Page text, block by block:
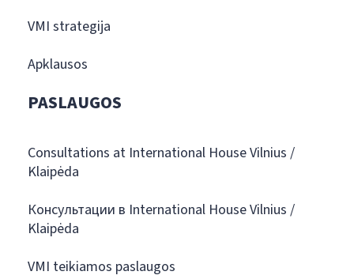
VMI strategija
Apklausos
PASLAUGOS
Consultations at International House Vilnius /
Klaipėda
Консультации в International House Vilnius /
Klaipėda
VMI teikiamos paslaugos